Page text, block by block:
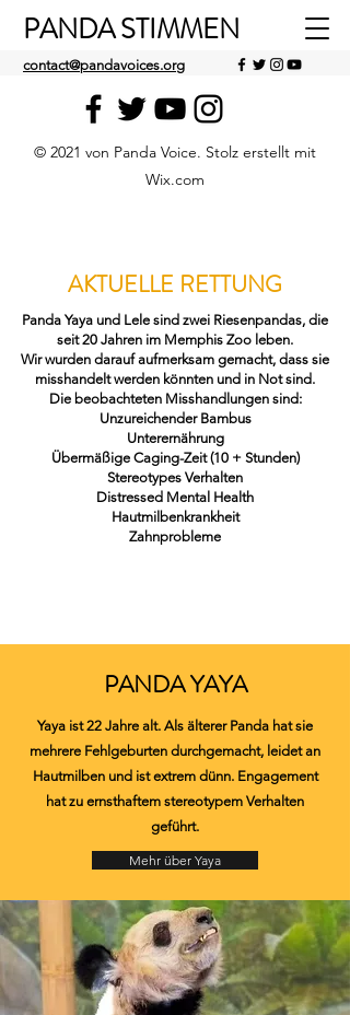
PANDA STIMMEN
contact@pandavoices.org
© 2021 von Panda Voice. Stolz erstellt mit
Wix.com
AKTUELLE RETTUNG
Panda Yaya und Lele sind zwei Riesenpandas, die
seit 20 Jahren im Memphis Zoo leben.
Wir wurden darauf aufmerksam gemacht, dass sie
misshandelt werden könnten und in Not sind.
Die beobachteten Misshandlungen sind:
Unzureichender Bambus
Unterernährung
Übermäßige Caging-Zeit (10 + Stunden)
Stereotypes Verhalten
Distressed Mental Health
Hautmilbenkrankheit
Zahnprobleme
PANDA YAYA
Yaya ist 22 Jahre alt. Als älterer Panda hat sie
mehrere Fehlgeburten durchgemacht, leidet an
Hautmilben und ist extrem dünn. Engagement
hat zu ernsthaftem stereotypem Verhalten
geführt.
Mehr über Yaya